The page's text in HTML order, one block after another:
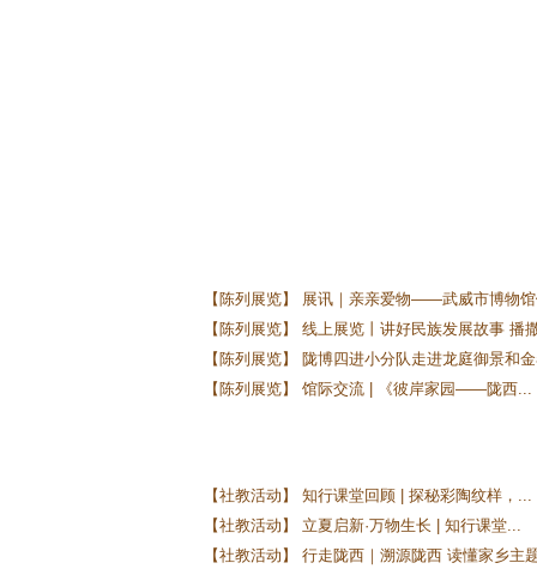
【陈列展览】 展讯｜亲亲爱物——武威市博物
【陈列展览】 线上展览丨讲好民族发展故事 播
【陈列展览】 陇博四进小分队走进龙庭御景和
【陈列展览】 馆际交流 | 《彼岸家园——陇西...
【社教活动】 知行课堂回顾 | 探秘彩陶纹样，...
【社教活动】 立夏启新·万物生长 | 知行课堂...
【社教活动】 行走陇西｜溯源陇西 读懂家乡主